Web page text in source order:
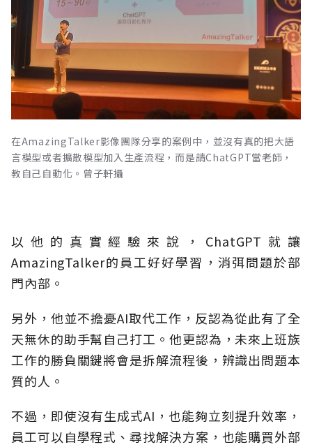
在AmazingTalker影像團隊分享的案例中，並沒有真的把大語
言模型或者擴散模型加入生產流程，而是請ChatGPT當老師，
教自己自動化。曾子軒攝
以他的真實經驗來說，ChatGPT就讓
AmazingTalker的員工好好學習，消弭問題於部
門內部。
另外，他並不擔憂AI取代工作，反認為從此有了全
天無休的助手幫自己打工。他更認為，未來上班族
工作的勝負關鍵將會是拆解流程後，辨識出問題本
質的人。
不過，即使沒有生成式AI，也能夠立刻提升效率，
員工可以自學程式、尋找解決方案，也能購買外部